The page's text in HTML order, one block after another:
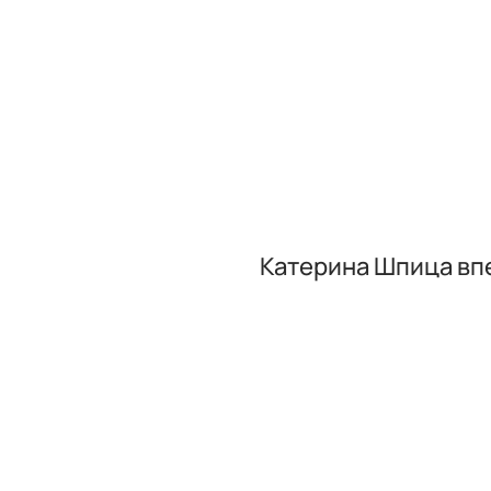
Катерина Шпица